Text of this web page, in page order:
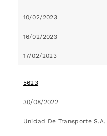
10/02/2023
16/02/2023
17/02/2023
5623
30/08/2022
Unidad De Transporte